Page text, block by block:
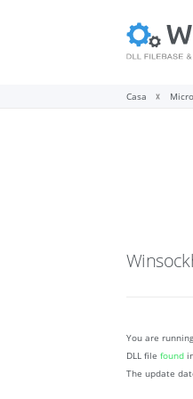
Casa
You are
DLL file found
The update